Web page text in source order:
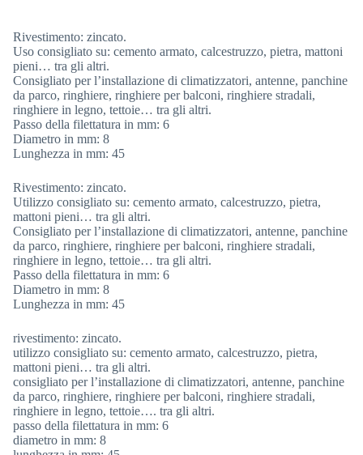
Rivestimento: zincato.
Uso consigliato su: cemento armato, calcestruzzo, pietra, mattoni
pieni… tra gli altri.
Consigliato per l’installazione di climatizzatori, antenne, panchine
da parco, ringhiere, ringhiere per balconi, ringhiere stradali,
ringhiere in legno, tettoie… tra gli altri.
Passo della filettatura in mm: 6
Diametro in mm: 8
Lunghezza in mm: 45
Rivestimento: zincato.
Utilizzo consigliato su: cemento armato, calcestruzzo, pietra,
mattoni pieni… tra gli altri.
Consigliato per l’installazione di climatizzatori, antenne, panchine
da parco, ringhiere, ringhiere per balconi, ringhiere stradali,
ringhiere in legno, tettoie… tra gli altri.
Passo della filettatura in mm: 6
Diametro in mm: 8
Lunghezza in mm: 45
rivestimento: zincato.
utilizzo consigliato su: cemento armato, calcestruzzo, pietra,
mattoni pieni… tra gli altri.
consigliato per l’installazione di climatizzatori, antenne, panchine
da parco, ringhiere, ringhiere per balconi, ringhiere stradali,
ringhiere in legno, tettoie…. tra gli altri.
passo della filettatura in mm: 6
diametro in mm: 8